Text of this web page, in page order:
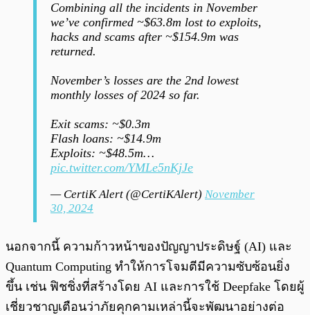
Combining all the incidents in November
we’ve confirmed ~$63.8m lost to exploits,
hacks and scams after ~$154.9m was
returned.
November’s losses are the 2nd lowest
monthly losses of 2024 so far.
Exit scams: ~$0.3m
Flash loans: ~$14.9m
Exploits: ~$48.5m…
pic.twitter.com/YMLe5nKjJe
— CertiK Alert (@CertiKAlert) November
30, 2024
นอกจากนี้ ความก้าวหน้าของปัญญาประดิษฐ์ (AI) และ
Quantum Computing ทำให้การโจมตีมีความซับซ้อนยิ่ง
ขึ้น เช่น ฟิชชิ่งที่สร้างโดย AI และการใช้ Deepfake โดยผู้
เชี่ยวชาญเตือนว่าภัยคุกคามเหล่านี้จะพัฒนาอย่างต่อ